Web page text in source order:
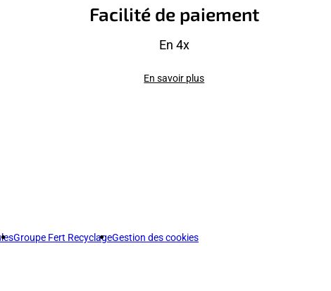
Facilité de paiement
En 4x
En savoir plus
Groupe Fert RecyclageGestion des cookies